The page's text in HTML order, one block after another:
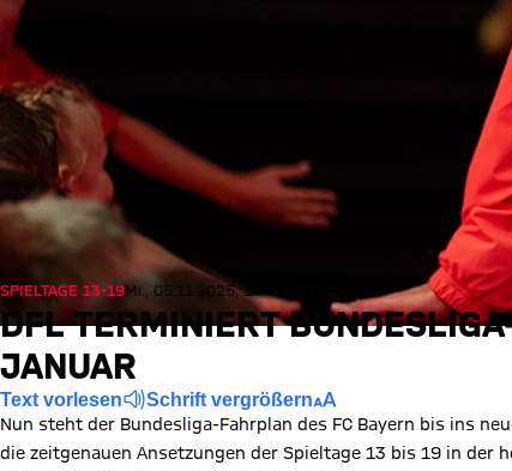
SPIELTAGE 13-19Mi., 05.11.2025, 14:00 UTC
DFL TERMINIERT
JANUAR
Text vorlesen Schrift vergrößern
Nun steht der Bundesliga-Fahrplan des FC Bayern bis ins
die zeitgenauen Ansetzungen der Spieltage 13 bis 19 in der